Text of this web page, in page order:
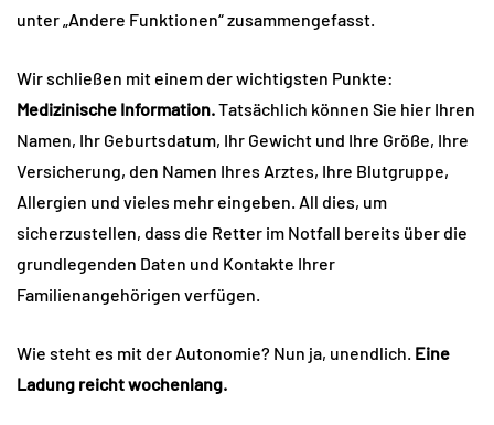
unter „Andere Funktionen“ zusammengefasst.
Wir schließen mit einem der wichtigsten Punkte:
Medizinische Information.Tatsächlich können Sie hier Ihren
Namen, Ihr Geburtsdatum, Ihr Gewicht und Ihre Größe, Ihre
Versicherung, den Namen Ihres Arztes, Ihre Blutgruppe,
Allergien und vieles mehr eingeben. All dies, um
sicherzustellen, dass die Retter im Notfall bereits über die
grundlegenden Daten und Kontakte Ihrer
Familienangehörigen verfügen.
Wie steht es mit der Autonomie? Nun ja, unendlich. Eine
Ladung reicht wochenlang.